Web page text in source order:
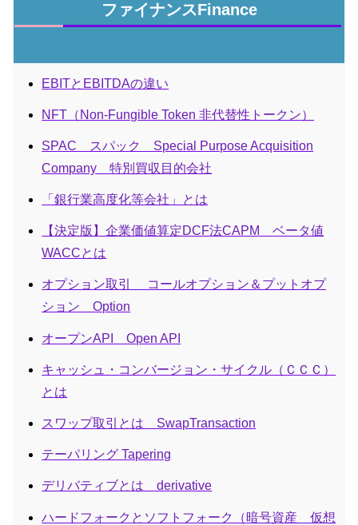
ファイナンスFinance
EBITとEBITDAの違い
NFT（Non-Fungible Token 非代替性トークン）
SPAC スパック Special Purpose Acquisition
Company 特別買収目的会社
「銀行業高度化等会社」とは
【決定版】企業価値算定DCF法CAPM ベータ値
WACCとは
オプション取引 コールオプション＆プットオプ
ション Option
オープンAPI Open API
キャッシュ・コンバージョン・サイクル（ＣＣＣ）
とは
スワップ取引とは SwapTransaction
テーパリング Tapering
デリバティブとは derivative
ハードフォークとソフトフォーク（暗号資産 仮想